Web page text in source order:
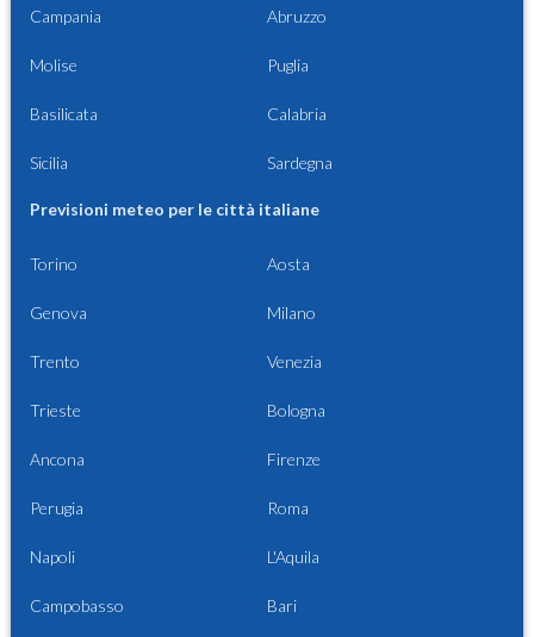
Campania Abruzzo
Molise Puglia
Basilicata Calabria
Sicilia Sardegna
Previsioni meteo per le città italiane
Torino Aosta
Genova Milano
Trento Venezia
Trieste Bologna
Ancona Firenze
Perugia Roma
Napoli L'Aquila
Campobasso Bari